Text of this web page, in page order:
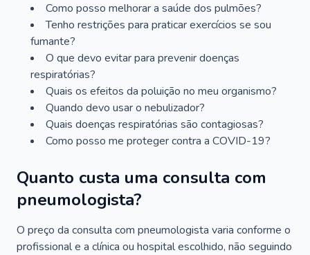
Como posso melhorar a saúde dos pulmões?
Tenho restrições para praticar exercícios se sou
fumante?
O que devo evitar para prevenir doenças
respiratórias?
Quais os efeitos da poluição no meu organismo?
Quando devo usar o nebulizador?
Quais doenças respiratórias são contagiosas?
Como posso me proteger contra a COVID-19?
Quanto custa uma consulta com
pneumologista?
O preço da consulta com pneumologista varia conforme o
profissional e a clínica ou hospital escolhido, não seguindo